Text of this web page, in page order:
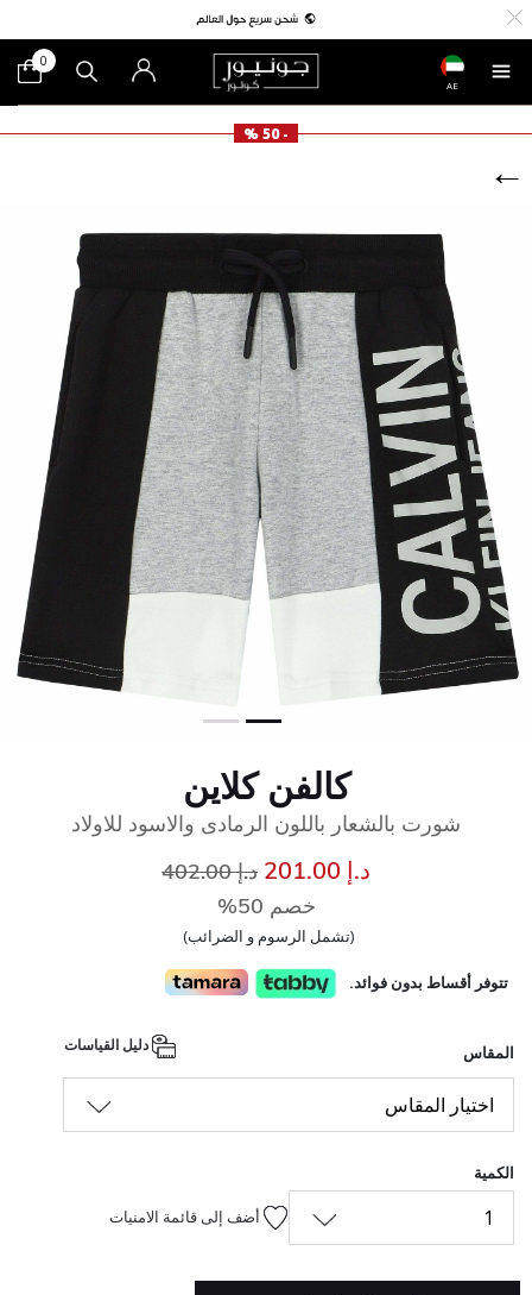
AE
0
- 50 %
كالفن كلاين
شورت بالشعار باللون الرمادى والاسود للاولاد
د.إ 201.00 سعر مخفض مند.إ 402.00
خصم 50%
(تشمل الرسوم و الضرائب)
تتوفر أقساط بدون فوائد.
المقاس
اختيار المقاس
الكمية
1 أضف إلى قائمة الامنيات